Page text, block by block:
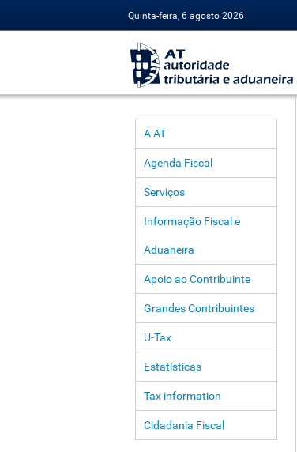
Quinta-feira, 6 agosto 2026
A AT
Agenda Fiscal
Serviços
Informação Fiscal e
Aduaneira
Apoio ao Contribuinte
Grandes Contribuintes
U-Tax
Estatísticas
Tax information
Cidadania Fiscal